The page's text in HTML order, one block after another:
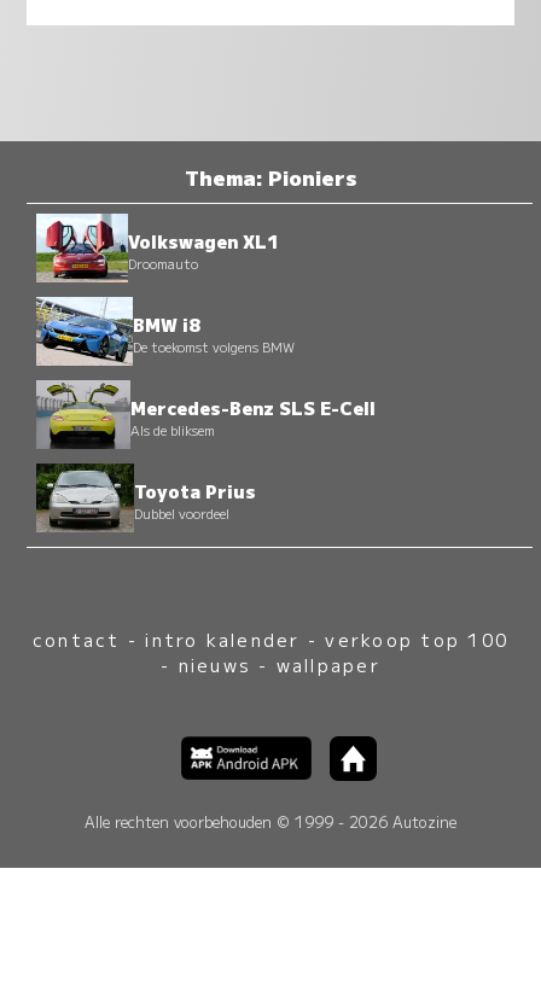
Thema: Pioniers
Volkswagen XL1
Droomauto
BMW i8
De toekomst volgens BMW
Mercedes-Benz SLS E-Cell
Als de bliksem
Toyota Prius
Dubbel voordeel
contact -intro kalender -verkoop top 100
- nieuws - wallpaper
Alle rechten voorbehouden © 1999 - 2026 Autozine